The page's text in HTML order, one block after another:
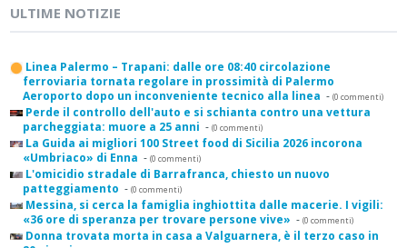
ULTIME NOTIZIE
Linea Palermo – Trapani: dalle ore 08:40 circolazione
ferroviaria tornata regolare in prossimità di Palermo
Aeroporto dopo un inconveniente tecnico alla linea - (0 commenti)
Perde il controllo dell'auto e si schianta contro una vettura
parcheggiata: muore a 25 anni - (0 commenti)
La Guida ai migliori 100 Street food di Sicilia 2026 incorona
«Umbriaco» di Enna - (0 commenti)
L'omicidio stradale di Barrafranca, chiesto un nuovo
patteggiamento - (0 commenti)
Messina, si cerca la famiglia inghiottita dalle macerie. I vigili:
«36 ore di speranza per trovare persone vive» - (0 commenti)
Donna trovata morta in casa a Valguarnera, è il terzo caso in